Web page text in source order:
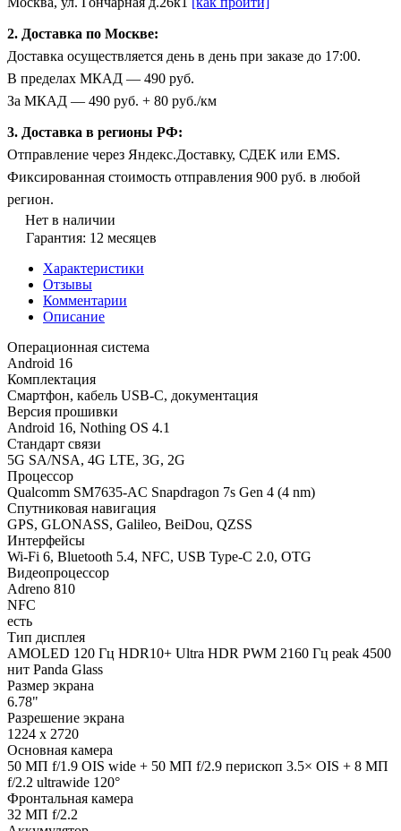
2. Доставка по Москве:
Доставка осуществляется день в день при заказе до 17:00.
В пределах МКАД — 490 руб.
За МКАД — 490 руб. + 80 руб./км
3. Доставка в регионы РФ:
Отправление через Яндекс.Доставку, СДЕК или EMS.
Фиксированная стоимость отправления 900 руб. в любой
регион.
Нет в наличии
Гарантия: 12 месяцев
Характеристики
Отзывы
Комментарии
Описание
Операционная система
Android 16
Комплектация
Смартфон, кабель USB-C, документация
Версия прошивки
Android 16, Nothing OS 4.1
Стандарт связи
5G SA/NSA, 4G LTE, 3G, 2G
Процессор
Qualcomm SM7635-AC Snapdragon 7s Gen 4 (4 nm)
Спутниковая навигация
GPS, GLONASS, Galileo, BeiDou, QZSS
Интерфейсы
Wi-Fi 6, Bluetooth 5.4, NFC, USB Type-C 2.0, OTG
Видеопроцессор
Adreno 810
NFC
есть
Тип дисплея
AMOLED 120 Гц HDR10+ Ultra HDR PWM 2160 Гц peak 4500
нит Panda Glass
Размер экрана
6.78"
Разрешение экрана
1224 x 2720
Основная камера
50 МП f/1.9 OIS wide + 50 МП f/2.9 периcкоп 3.5× OIS + 8 МП
f/2.2 ultrawide 120°
Фронтальная камера
32 МП f/2.2